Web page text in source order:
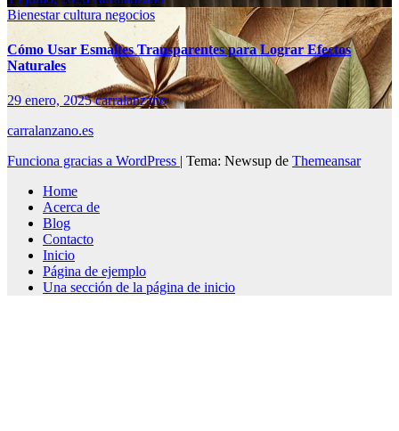
Bienestarcultura negocios
Cómo Usar Esmaltes Transparentes para Lograr Efectos
Naturales
29 enero, 2025carralanzano
carralanzano.es
Funciona gracias a WordPress | Tema: Newsup de Themeansar
Home
Acerca de
Blog
Contacto
Inicio
Página de ejemplo
Una sección de la página de inicio